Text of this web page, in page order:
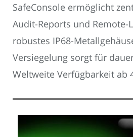
SafeConsole ermöglicht
Audit-Reports und Remote-
robustes IP68-
Versiegelung sorgt für
Weltweite Verfügbarkeit ab